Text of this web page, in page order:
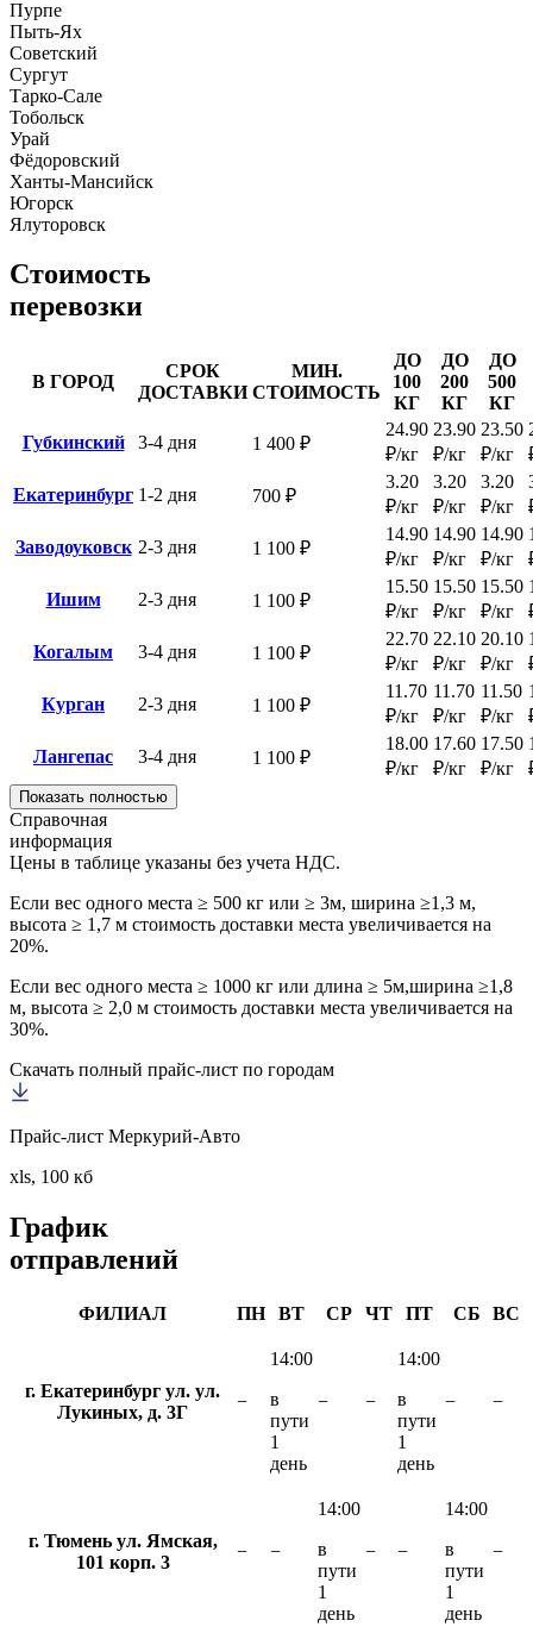
Пурпе
Пыть-Ях
Советский
Сургут
Тарко-Сале
Тобольск
Урай
Фёдоровский
Ханты-Мансийск
Югорск
Ялуторовск
Стоимость
перевозки
В ГОРОД
СРОК
ДОСТАВКИ
МИН.
СТОИМОСТЬ
ДО
100
КГ
ДО
200
КГ
ДО
500
КГ
Губкинский
3-4 дня 1 400 ₽
24.90
₽/кг
23.90
₽/кг
23.50
₽/кг
Екатеринбург 1-2 дня 700 ₽
3.20
₽/кг
3.20
₽/кг
3.20
₽/кг
Заводоуковск 2-3 дня 1 100 ₽
14.90
₽/кг
14.90
₽/кг
14.90
₽/кг
Ишим
2-3 дня 1 100 ₽
15.50
₽/кг
15.50
₽/кг
15.50
₽/кг
Когалым
3-4 дня 1 100 ₽
22.70
₽/кг
22.10
₽/кг
20.10
₽/кг
Курган
2-3 дня 1 100 ₽
11.70
₽/кг
11.70
₽/кг
11.50
₽/кг
Лангепас
3-4 дня 1 100 ₽
18.00
₽/кг
17.60
₽/кг
17.50
₽/кг
Показать полностью
Справочная
информация
Цены в таблице указаны без учета НДС.
Если вес одного места ≥ 500 кг или ≥ 3м, ширина ≥1,3 м,
высота ≥ 1,7 м стоимость доставки места увеличивается на
20%.
Если вес одного места ≥ 1000 кг или длина ≥ 5м,ширина ≥1,8
м, высота ≥ 2,0 м стоимость доставки места увеличивается на
30%.
Скачать полный прайс-лист по городам
Прайс-лист Меркурий-Авто
xls, 100 кб
График
отправлений
ФИЛИАЛ ПН ВТ СР ЧТ ПТ СБ ВС
г. Екатеринбург ул. ул.
Лукиных, д. 3Г
−
14:00
в
пути
1
день
− −
14:00
в
пути
1
день
− −
г. Тюмень ул. Ямская,
101 корп. 3
− −
14:00
в
пути
1
день
− −
14:00
в
пути
1
день
−